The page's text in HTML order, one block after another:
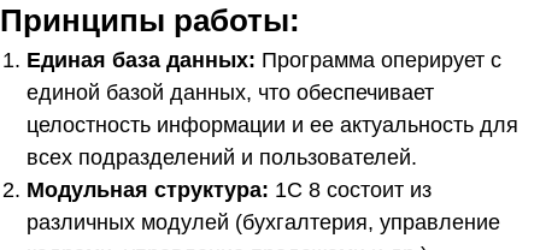
Принципы работы:
Единая база данных: Программа оперирует с
единой базой данных, что обеспечивает
целостность информации и ее актуальность для
всех подразделений и пользователей.
Модульная структура: 1С 8 состоит из
различных модулей (бухгалтерия, управление